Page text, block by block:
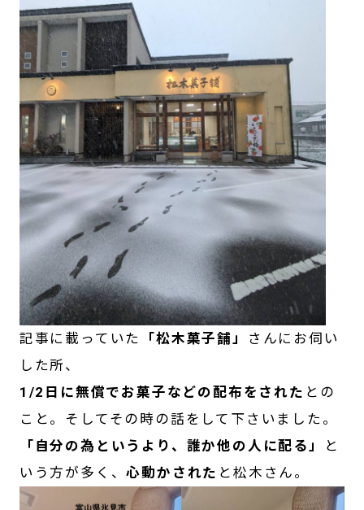
記事に載っていた 「松木菓子舗」
さんにお伺い
した所、
1/2日に無償でお菓子などの配布をされた との
こと。そしてその時の話をして下さいました。
「自分の為というより、誰か他の人に配る」
と
いう方が多く、心動かされた と松木さん。